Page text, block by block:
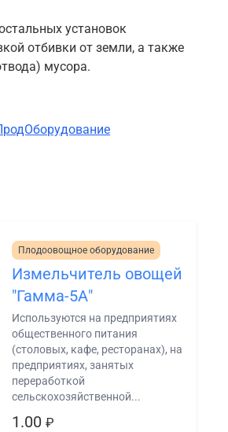
установок
отбивки от земли, а также
мусора.
Плодоовощное оборудование
Измельчитель овощей
"Гамма-5А"
Используются на предприятиях
общественного питания
(столовых, кафе, ресторанах), на
предприятиях, занятых
переработкой
сельскохозяйственной...
1.00₽